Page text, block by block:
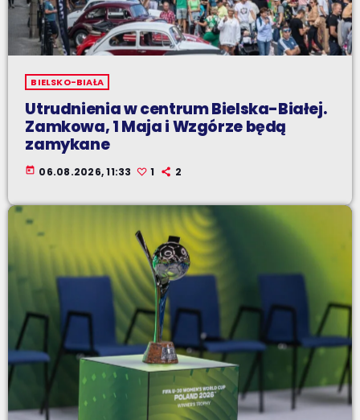
BIELSKO-BIAŁA
Utrudnienia w centrum Bielska-Białej.
Zamkowa, 1 Maja i Wzgórze będą
zamykane
today 06.08.2026, 11:33 1 2